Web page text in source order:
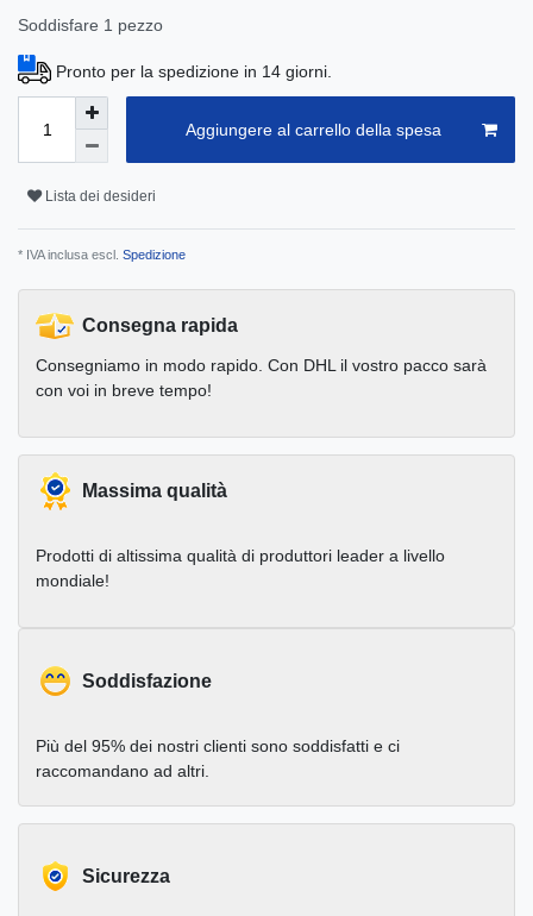
Soddisfare 1 pezzo
Pronto per la spedizione in 14 giorni.
Aggiungere al carrello della spesa
Lista dei desideri
* IVA inclusa escl. Spedizione
Consegna rapida
Consegniamo in modo rapido. Con DHL il vostro pacco sarà
con voi in breve tempo!
Massima qualità
Prodotti di altissima qualità di produttori leader a livello
mondiale!
Soddisfazione
Più del 95% dei nostri clienti sono soddisfatti e ci
raccomandano ad altri.
Sicurezza